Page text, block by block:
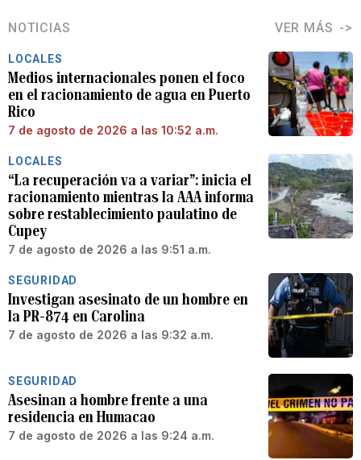
NOTICIAS VER MÁS
LOCALES
Medios internacionales ponen el foco
en el racionamiento de agua en Puerto
Rico
7 de agosto de 2026 a las 10:52 a.m.
LOCALES
“La recuperación va a variar”: inicia el
racionamiento mientras la AAA informa
sobre restablecimiento paulatino de
Cupey
7 de agosto de 2026 a las 9:51 a.m.
SEGURIDAD
Investigan asesinato de un hombre en
la PR-874 en Carolina
7 de agosto de 2026 a las 9:32 a.m.
SEGURIDAD
Asesinan a hombre frente a una
residencia en Humacao
7 de agosto de 2026 a las 9:24 a.m.